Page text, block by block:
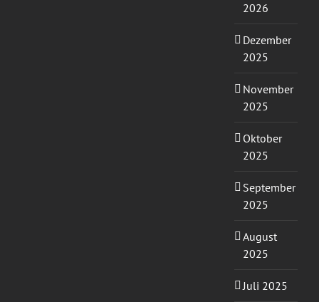
2026
Dezember
2025
November
2025
Oktober
2025
September
2025
August
2025
Juli 2025